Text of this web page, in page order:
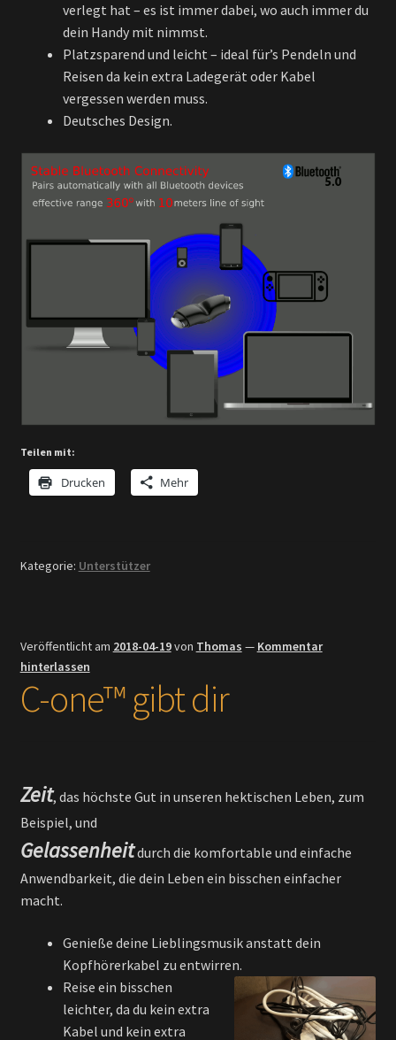
verlegt hat – es ist immer dabei, wo auch immer du
dein Handy mit nimmst.
Platzsparend und leicht – ideal für’s Pendeln und
Reisen da kein extra Ladegerät oder Kabel
vergessen werden muss.
Deutsches Design.
Teilen mit:
Drucken Mehr
Kategorie: Unterstützer
Veröffentlicht am 2018-04-19von Thomas — Kommentar
hinterlassen
C-one™ gibt dir
Zeit, das höchste Gut in unseren hektischen Leben, zum
Beispiel, und
Gelassenheitdurch die komfortable und einfache
Anwendbarkeit, die dein Leben ein bisschen einfacher
macht.
Genieße deine Lieblingsmusik anstatt dein
Kopfhörerkabel zu entwirren.
Reise ein bisschen
leichter, da du kein extra
Kabel und kein extra